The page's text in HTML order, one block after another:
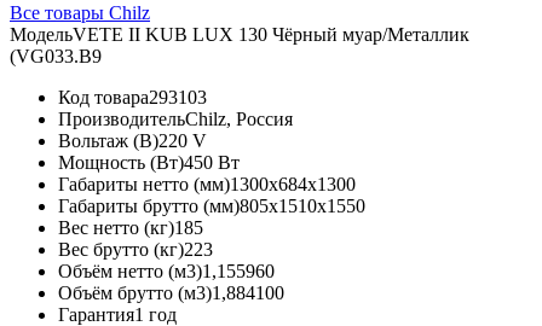
Все товары Chilz
МодельVETE II KUB LUX 130 Чёрный муар/Металлик
(VG033.B9
Код товара293103
ПроизводительChilz, Россия
Вольтаж (В)220 V
Мощность (Вт)450 Вт
Габариты нетто (мм)1300x684x1300
Габариты брутто (мм)805x1510x1550
Вес нетто (кг)185
Вес брутто (кг)223
Объём нетто (м3)1,155960
Объём брутто (м3)1,884100
Гарантия1 год